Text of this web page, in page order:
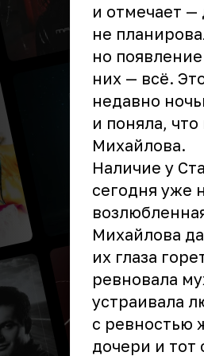
и отмечает
не
но
них — всё.
недавно
и поняла,
Михайлова.
Наличие у
сегодня уже
Михайлова
их глаза
ревновала
устраивала
с ревностью
дочери и тот